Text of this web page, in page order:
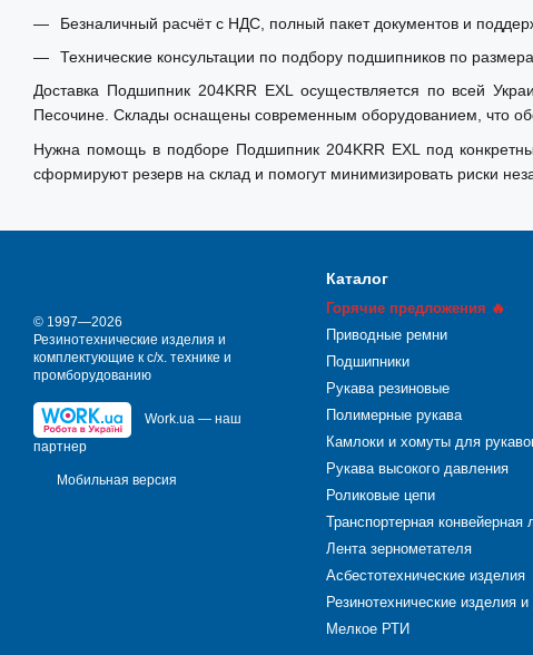
Безналичный расчёт с НДС, полный пакет документов и
Технические консультации по подбору подшипников по
Доставка Подшипник 204KRR EXL осуществляется по всей
Песочине. Склады оснащены современным оборудованием, что
Нужна помощь в подборе Подшипник 204KRR EXL под
сформируют резерв на склад и помогут минимизировать риски
© 1997—2026
Резинотехнические изделия и
комплектующие к с/х. технике и
промборудованию
Work.ua — наш
партнер
Мобильная версия
Каталог
Горячие предложения 🔥
Приводные ремни
Подшипники
Рукава резиновые
Полимерные рукава
Камлоки и хомуты для
Рукава высокого давления
Роликовые цепи
Транспортерная конвейерная
Лента зернометателя
Асбестотехнические изделия
Резинотехнические изделия и
Мелкое РТИ